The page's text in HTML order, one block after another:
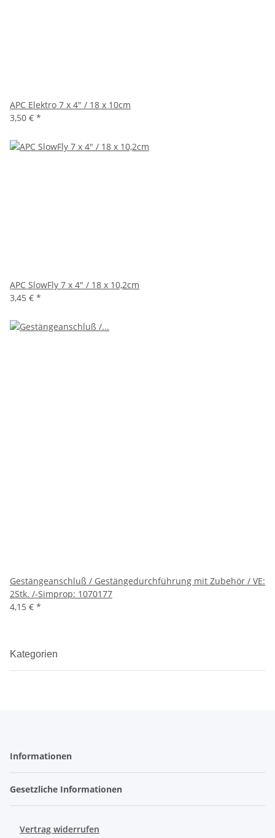
APC Elektro 7 x 4" / 18 x 10cm
3,50 € *
APC SlowFly 7 x 4" / 18 x 10,2cm
3,45 € *
Gestängeanschluß / Gestängedurchführung mit Zubehör / VE:
2Stk. /-Simprop: 1070177
4,15 € *
Kategorien
Informationen
Gesetzliche Informationen
Vertrag widerrufen